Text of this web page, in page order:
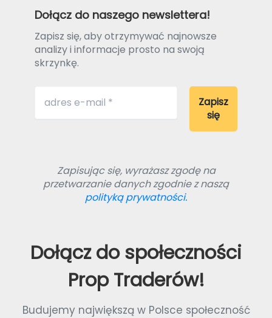
Dołącz do naszego newslettera!
Zapisz się, aby otrzymywać najnowsze
analizy i informacje prosto na swoją
skrzynkę.
Zapisując się, wyrażasz zgodę na
przetwarzanie danych zgodnie z naszą
polityką prywatności.
Dołącz do społeczności
Prop Traderów!
Budujemy największą w Polsce społeczność